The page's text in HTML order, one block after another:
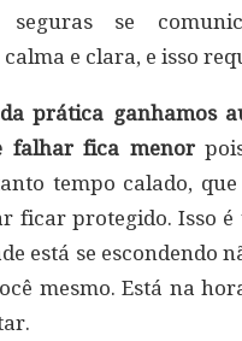
seguras se
e clara, e isso
prática ganhamos
falhar fica menor
tempo calado,
ficar protegido. Isso é
está se escondendo
mesmo. Está na